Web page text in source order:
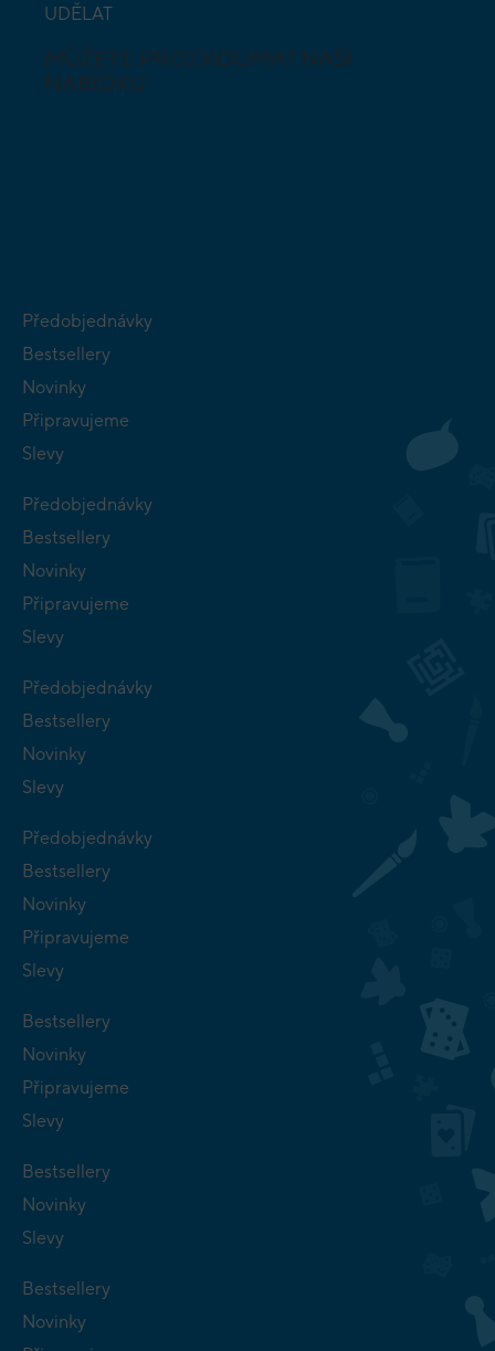
UDĚLAT
MŮŽETE PROZKOUMAT NAŠI
NABÍDKU
Předobjednávky
Bestsellery
Novinky
Připravujeme
Slevy
Předobjednávky
Bestsellery
Novinky
Připravujeme
Slevy
Předobjednávky
Bestsellery
Novinky
Slevy
Předobjednávky
Bestsellery
Novinky
Připravujeme
Slevy
Bestsellery
Novinky
Připravujeme
Slevy
Bestsellery
Novinky
Slevy
Bestsellery
Novinky